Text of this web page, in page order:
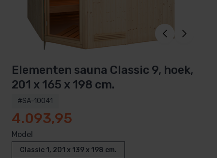
Elementen sauna Classic 9, hoek,
201 x 165 x 198 cm.
#SA-10041
4.093,95
Model
Classic 1, 201 x 139 x 198 cm.